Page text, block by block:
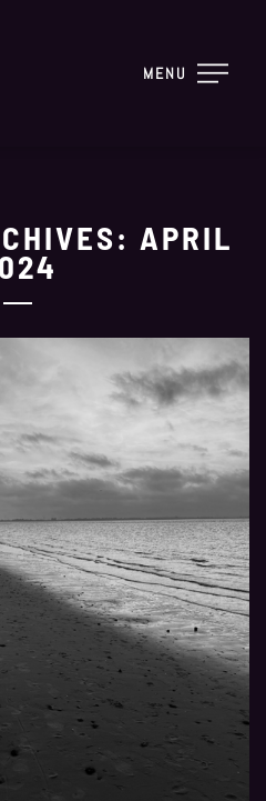
MENU
APRIL